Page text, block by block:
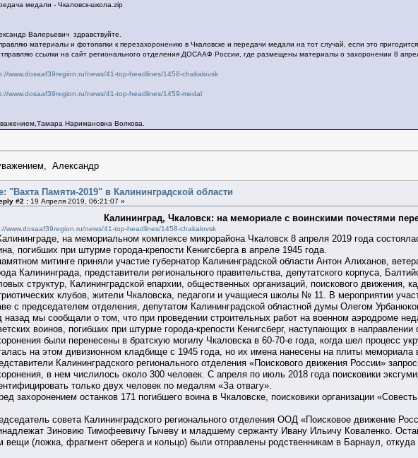
медали - Чкаловск-школа.zip
Валерьевич здравствуйте.
материалы и фотопапки к перезахоронению в Чкаловске и передачи медали на тот случай, если это
ссылки на сайт регионального отделения ДОСААФ России, где размещены материалы о захоронении 8
www.dosaaf39region.ru/news/41-top-headlines/1458-chakalovsk
www.dosaaf39region.ru/news/41-top-headlines/1459-medal
Наримановна Волкова.
Александр
"Вахта Памяти-2019" в Калининградской области
#2 : 19 Апреля 2019, 06:21:07 »
Калининград, Чкаловск: на мемориале с воинскими почестями
www.dosaaf39region.ru/news/41-top-headlines/1458-chakalovsk
на мемориальном комплексе микрорайона Чкаловск 8 апреля 2019 года
погибших при штурме города-крепости Кенигсберга в апреле 1945 года.
митинге приняли участие губернатор Калининградской области Антон Алиханов,
Калининграда, представители регионального правительства, депутатского корпуса,
структур, Калининградской епархии, общественных организаций, поискового движения,
клубов, жители Чкаловска, педагоги и учащиеся школы № 11. В мероприятии
с председателем отделения, депутатом Калининградской областной думы Олегом
назад мы сообщали о том, что при проведении строительных работ на военном аэродроме
воинов, погибших при штурме города-крепости Кенигсберг, наступающих в
были перенесены в братскую могилу Чкаловска в 60-70-е года, когда шел процесс
на этом дивизионном кладбище с 1945 года, но их имена нанесены на плиты мемориала
Калининградского регионального отделения «Поискового движения России»
в нем числилось около 300 человек. С апреля по июль 2018 года поисковики
только двух человек по медалям «За отвагу».
захоронением останков 171 погибшего воина в Чкаловске, поисковики организации
совета Калининградского регионального отделения ООД «Поисковое движение
Зиновию Тимофеевичу Гычеву и младшему сержанту Ивану Ильичу Коваленко.
вещи (ложка, фрагмент оберега и кольцо) были отправлены родственникам в Барнаул, откуда